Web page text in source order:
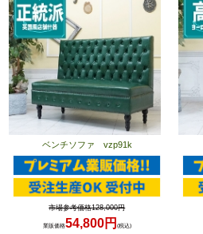
ベンチソファ vzp91k
市場参考価格128,000円
業販価格54,800円 (税込)